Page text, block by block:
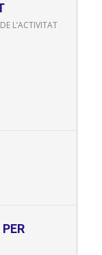
L’ACTIVITAT